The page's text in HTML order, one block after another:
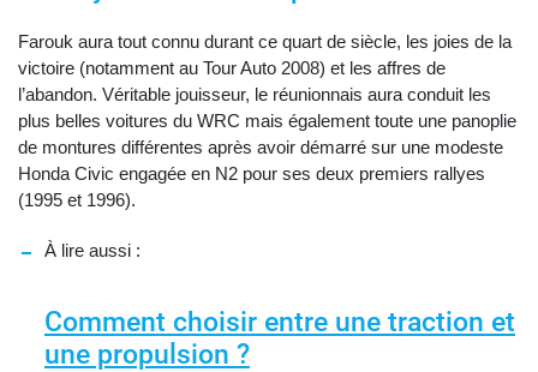
Farouk aura tout connu durant ce quart de siècle, les joies de la
victoire (notamment au Tour Auto 2008) et les affres de
l’abandon. Véritable jouisseur, le réunionnais aura conduit les
plus belles voitures du WRC mais également toute une panoplie
de montures différentes après avoir démarré sur une modeste
Honda Civic engagée en N2 pour ses deux premiers rallyes
(1995 et 1996).
À lire aussi :
Comment choisir entre une traction et
une propulsion ?